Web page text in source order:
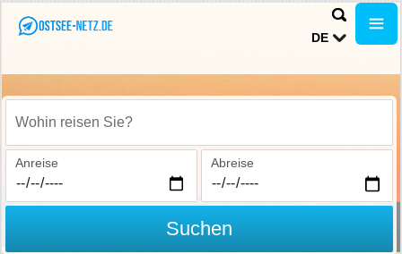
DE
Wohin reisen Sie?
Anreise Abreise
Suchen